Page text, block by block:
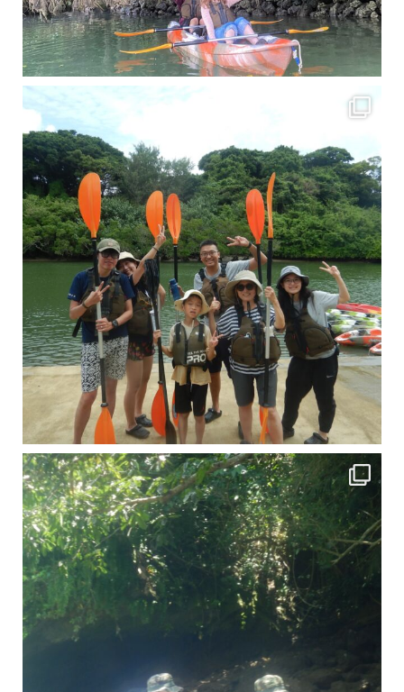
梅雨真っ只中の沖縄ですが 今日もカンカンに晴れてくれました！！
今日は満潮だっ
引き潮だったの